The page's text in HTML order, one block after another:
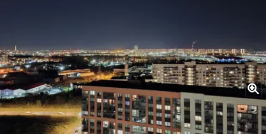
Полет на 50 метров: над Южным шоссе строят арочный
путепровод для ВСМ